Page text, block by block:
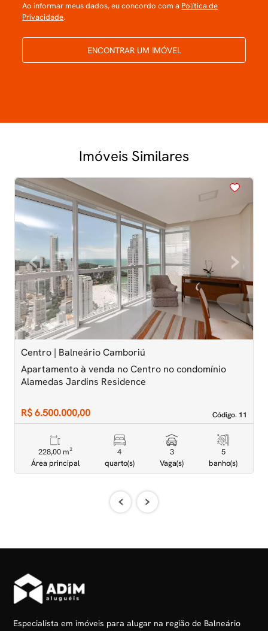
Ao informar meus dados, eu concordo com a Política de
Privacidade.
ENCONTRAR UM IMÓVEL
Imóveis Similares
<<<<
‹Previous ›Next
Centro | Balneário Camboriú
Código. 11
Código. 11
Apartamento à venda no Centro no condomínio
Alamedas Jardins Residence
R$ 6.500.000,00
228,00 m²
Área principal
4
quarto(s)
3
Vaga(s)
5
banho(s)
‹ ›
Especialista em imóveis para alugar na região de Balneário